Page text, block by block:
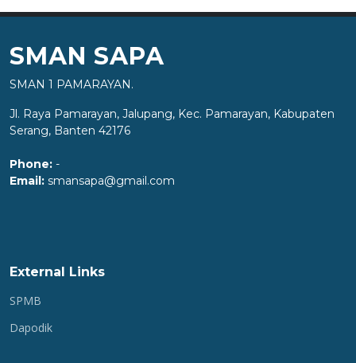
SMAN SAPA
SMAN 1 PAMARAYAN.
Jl. Raya Pamarayan, Jalupang, Kec. Pamarayan, Kabupaten
Serang, Banten 42176
Phone: -
Email: smansapa@gmail.com
External Links
SPMB
Dapodik